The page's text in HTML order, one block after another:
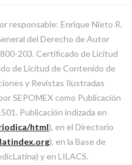
responsable: Enrique Nieto R.
del Derecho de Autor
203. Certificado de Licitud
de Licitud de Contenido de
y Revistas Ilustradas
SEPOMEX como Publicación
Publicación indizada en
html), en el Directorio
), en la Base de
y en LILACS.